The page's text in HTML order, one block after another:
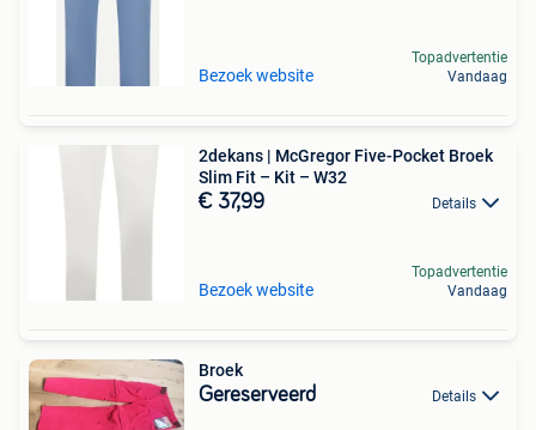
Bezoek website
Topadvertentie
Vandaag
2dekans | McGregor Five-Pocket Broek
Slim Fit – Kit – W32
€ 37,99 Details
Bezoek website
Topadvertentie
Vandaag
Broek
Gereserveerd Details